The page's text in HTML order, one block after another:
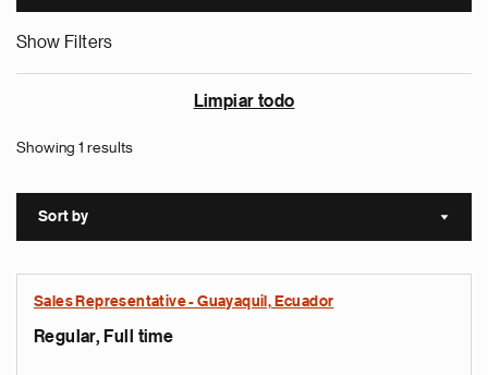
Show Filters
Limpiar todo
Showing 1 results
Sort by Sort
Sales Representative - Guayaquil, Ecuador
Regular, Full time